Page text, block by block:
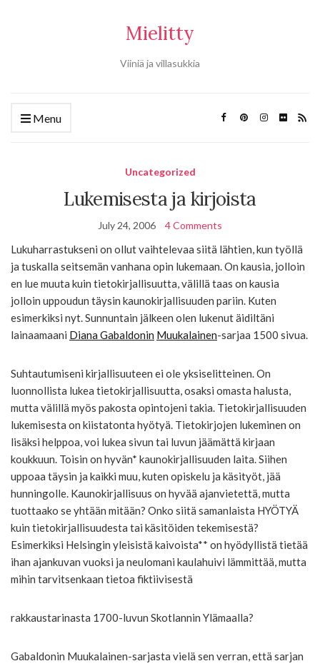
Mielitty
Viiniä ja villasukkia
Menu
Uncategorized
Lukemisesta ja kirjoista
July 24, 2006 4 Comments
Lukuharrastukseni on ollut vaihtelevaa siitä lähtien, kun työllä
ja tuskalla seitsemän vanhana opin lukemaan. On kausia, jolloin
en lue muuta kuin tietokirjallisuutta, välillä taas on kausia
jolloin uppoudun täysin kaunokirjallisuuden pariin. Kuten
esimerkiksi nyt. Sunnuntain jälkeen olen lukenut äidiltäni
lainaamaani Diana Gabaldonin Muukalainen-sarjaa 1500 sivua.
Suhtautumiseni kirjallisuuteen ei ole yksiselitteinen. On
luonnollista lukea tietokirjallisuutta, osaksi omasta halusta,
mutta välillä myös pakosta opintojeni takia. Tietokirjallisuuden
lukemisesta on kiistatonta hyötyä. Tietokirjojen lukeminen on
lisäksi helppoa, voi lukea sivun tai luvun jäämättä kirjaan
koukkuun. Toisin on hyvän* kaunokirjallisuuden laita. Siihen
uppoaa täysin ja kaikki muu, kuten opiskelu ja käsityöt, jää
hunningolle. Kaunokirjallisuus on hyvää ajanvietettä, mutta
tuottaako se yhtään mitään? Onko siitä samanlaista HYÖTYÄ
kuin tietokirjallisuudesta tai käsitöiden tekemisestä?
Esimerkiksi Helsingin yleisistä kaivoista** on hyödyllistä tietää
ihan ajankuvan vuoksi ja neulomani kaulahuivi lämmittää, mutta
mihin tarvitsenkaan tietoa fiktiivisestä
rakkaustarinasta 1700-luvun Skotlannin Ylämaalla?
Gabaldonin Muukalainen-sarjasta vielä sen verran, että sarjan